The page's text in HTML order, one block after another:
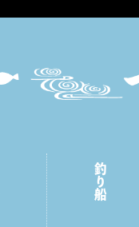
釣り船